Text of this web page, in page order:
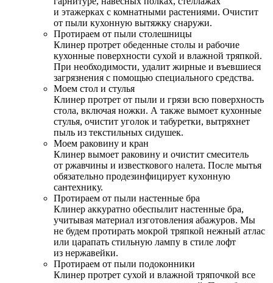
и этажерках с комнатными растениями. Очистит
от пыли кухонную вытяжку снаружи.
Протираем от пыли столешницы
Клинер протрет обеденные столы и рабочие
кухонные поверхности сухой и влажной тряпкой.
При необходимости, удалит жирные и въевшиеся
загрязнения с помощью специального средства.
Моем стол и стулья
Клинер протрет от пыли и грязи всю поверхность
стола, включая ножки. А также вымоет кухонные
стулья, очистит уголок и табуретки, вытряхнет
пыль из текстильных сидушек.
Моем раковину и кран
Клинер вымоет раковину и очистит смеситель
от ржавчины и известкового налета. После мытья
обязательно продезинфицирует кухонную
сантехнику.
Протираем от пыли настенные бра
Клинер аккуратно обеспылит настенные бра,
учитывая материал изготовления абажуров. Мы
не будем протирать мокрой тряпкой нежный атлас
или царапать стильную лампу в стиле лофт
из нержавейки.
Протираем от пыли подоконники
Клинер протрет сухой и влажной тряпочкой все